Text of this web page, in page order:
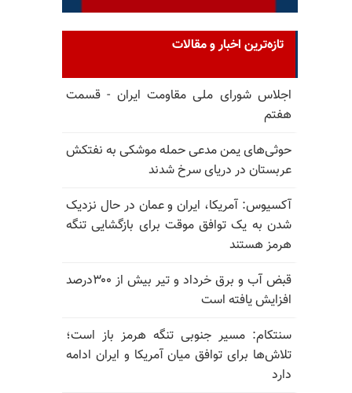
تازه‌ترین اخبار و مقالات
اجلاس شورای ملی مقاومت ایران - قسمت
هفتم
حوثی‌های یمن مدعی حمله موشکی به نفتکش
عربستان در دریای سرخ شدند
آکسیوس: آمریکا، ایران و عمان در حال نزدیک
شدن به یک توافق موقت برای بازگشایی تنگه
هرمز هستند
قبض آب و برق خرداد و تیر بیش از ۳۰۰درصد
افزایش یافته است
سنتکام: مسیر جنوبی تنگه هرمز باز است؛
تلاش‌ها برای توافق میان آمریکا و ایران ادامه
دارد